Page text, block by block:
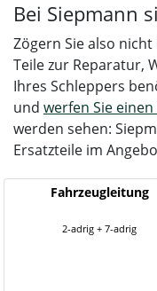
Bei Siepmann
Zögern Sie also
Teile zur Reparatur,
Ihres Schleppers
und werfen Sie
werden sehen:
Ersatzteile im
Fahrzeugleitung
2-adrig + 7-adrig